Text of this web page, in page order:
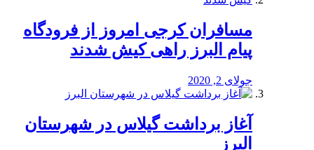
مسافران کرجی امروز از فرودگاه
پیام البرز راهی کیش شدند
جولای 2, 2020
آغاز برداشت گیلاس در شهرستان
البرز